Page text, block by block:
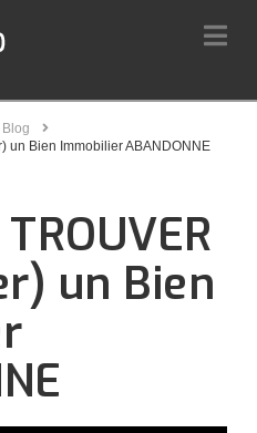
Blog
un Bien Immobilier ABANDONNE
un Bien